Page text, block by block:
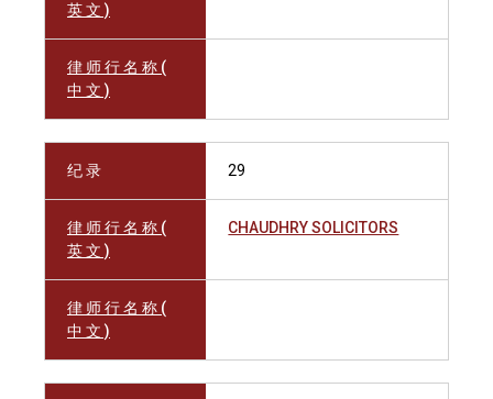
英 文 )
律 师 行 名 称 (
中 文 )
纪 录 29
律 师 行 名 称 (
英 文 )
CHAUDHRY SOLICITORS
律 师 行 名 称 (
中 文 )